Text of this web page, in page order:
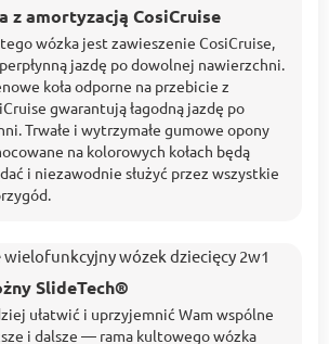
z amortyzacją CosiCruise
wózka jest zawieszenie CosiCruise,
jazdę po dowolnej nawierzchni.
koła odporne na przebicie z
gwarantują łagodną jazdę po
Trwałe i wytrzymałe gumowe opony
na kolorowych kołach będą
i niezawodnie służyć przez wszystkie
SlideTech®
ułatwić i uprzyjemnić Wam wspólne
i dalsze — rama kultowego wózka